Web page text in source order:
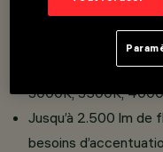
disponibles en
Large choix de
3000K, 3500K,
Jusqu’à 2.500 lm de
besoins